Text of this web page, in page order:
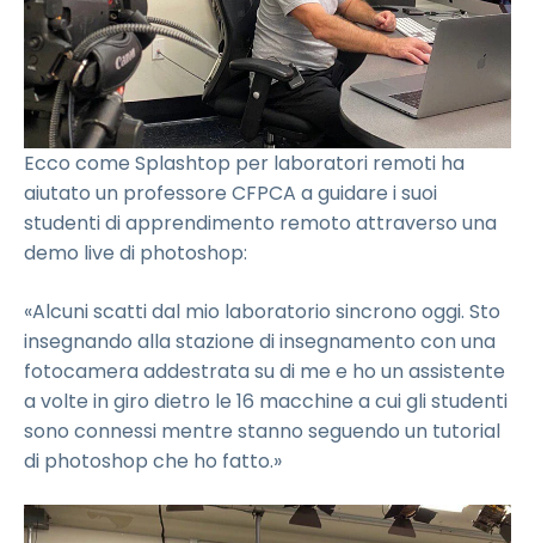
Ecco come Splashtop per laboratori remoti ha
aiutato un professore CFPCA a guidare i suoi
studenti di apprendimento remoto attraverso una
demo live di photoshop:
«Alcuni scatti dal mio laboratorio sincrono oggi. Sto
insegnando alla stazione di insegnamento con una
fotocamera addestrata su di me e ho un assistente
a volte in giro dietro le 16 macchine a cui gli studenti
sono connessi mentre stanno seguendo un tutorial
di photoshop che ho fatto.»